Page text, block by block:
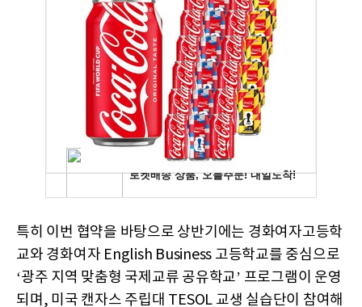
특히 이번 협약을 바탕으로 상반기에는 경화여자고등학
교와 경화여자 English Business 고등학교를 중심으로
‘광주 지역 맞춤형 국제교류 공유학교’ 프로그램이 운영
되며, 미국 캔자스 주립대 TESOL 교생 실습단이 참여해